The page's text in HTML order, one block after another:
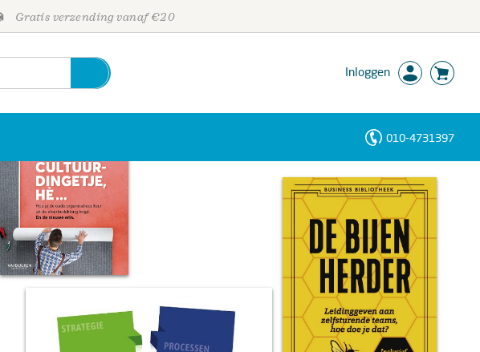
Gratis verzending vanaf €20
Inloggen
010-4731397
Personen
Trefwoorden